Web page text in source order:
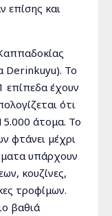
επίσης και
Derinkuyu). Το
επίπεδα έχουν
ότι
άτομα. Το
φτάνει μέχρι
υπάρχουν
κουζίνες,
τροφίμων.
βαθιά